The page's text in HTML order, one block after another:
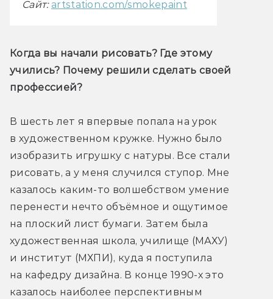
Сайт: artstation.com/smokepaint
Когда вы начали рисовать? Где этому
учились? Почему решили сделать своей
профессией?
В шесть лет я впервые попала на урок
в художественном кружке. Нужно было
изобразить игрушку с натуры. Все стали
рисовать, а у меня случился ступор. Мне
казалось каким-то волшебством умение
перенести нечто объёмное и ощутимое
на плоский лист бумаги. Затем была
художественная школа, училище (МАХУ)
и институт (МХПИ), куда я поступила
на кафедру дизайна. В конце 1990-х это
казалось наиболее перспективным